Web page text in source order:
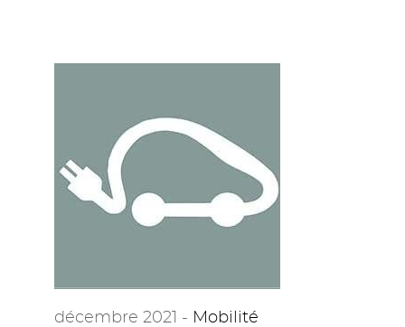
décembre 2021 - Mobilité